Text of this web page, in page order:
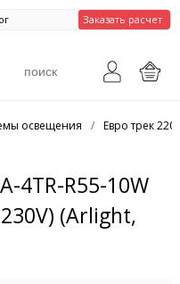
Заказать расчет
освещения / Евро трек
4TR-R55-10W
(Arlight,